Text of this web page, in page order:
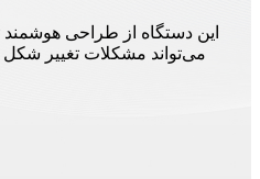
این دستگاه از طراحی هوشمند
می‌تواند مشکلات تغییر شکل